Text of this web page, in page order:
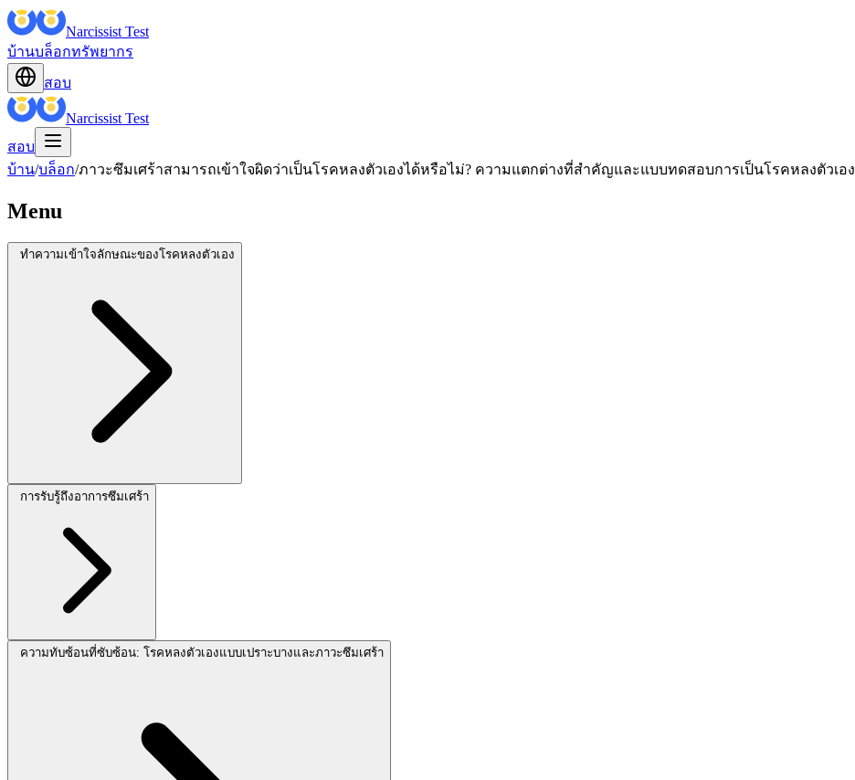
Narcissist Test
บ้านบล็อกทรัพยากร
สอบ
Narcissist Test
สอบ
บ้าน/บล็อก/ภาวะซึมเศร้าสามารถเข้าใจผิดว่าเป็นโรคหลงตัวเองได้หรือไม่? ความแตกต่างที่สำคัญและแบบทดสอบการเป็นโรคหลงตัวเอง
Menu
ทำความเข้าใจลักษณะของโรคหลงตัวเอง
การรับรู้ถึงอาการซึมเศร้า
ความทับซ้อนที่ซับซ้อน: โรคหลงตัวเองแบบเปราะบางและภาวะซึมเศร้า